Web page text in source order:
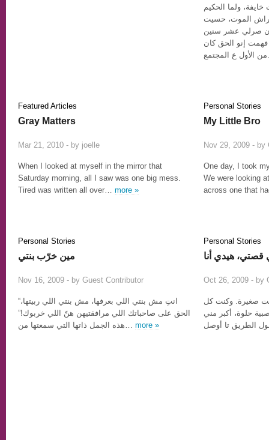
ولما الحكيم
فراش الموت، حسيت
صرلي عشر سنين
إنو الحق كان
من الأول ع المجتمع.
Featured Articles
Gray Matters
Mar 21, 2010 - by joelle
When I looked at myself in the mirror that
Saturday morning, all I saw was one big mess.
Tired was written all over… more »
Personal Stories
My Little Bro
Nov 29, 2009 - by
One day, I took
We were looking
across one that
Personal Stories
مين خرّب بنتي
Nov 16, 2009 - by Guest Contributor
“انتِ مش بنتي اللي بعرفها، مش بنتي اللي ربيتها،
الحق على صاحباتك اللي مرافقتيهن هنّ اللي خربوك!”
هذه الجمل ذاتها التي سمعتها من… more »
Personal Stories
قصتي، هيدي أنا
Oct 26, 2009 - by
صغيرة. وكنت كل
حلوة، أكبر مني